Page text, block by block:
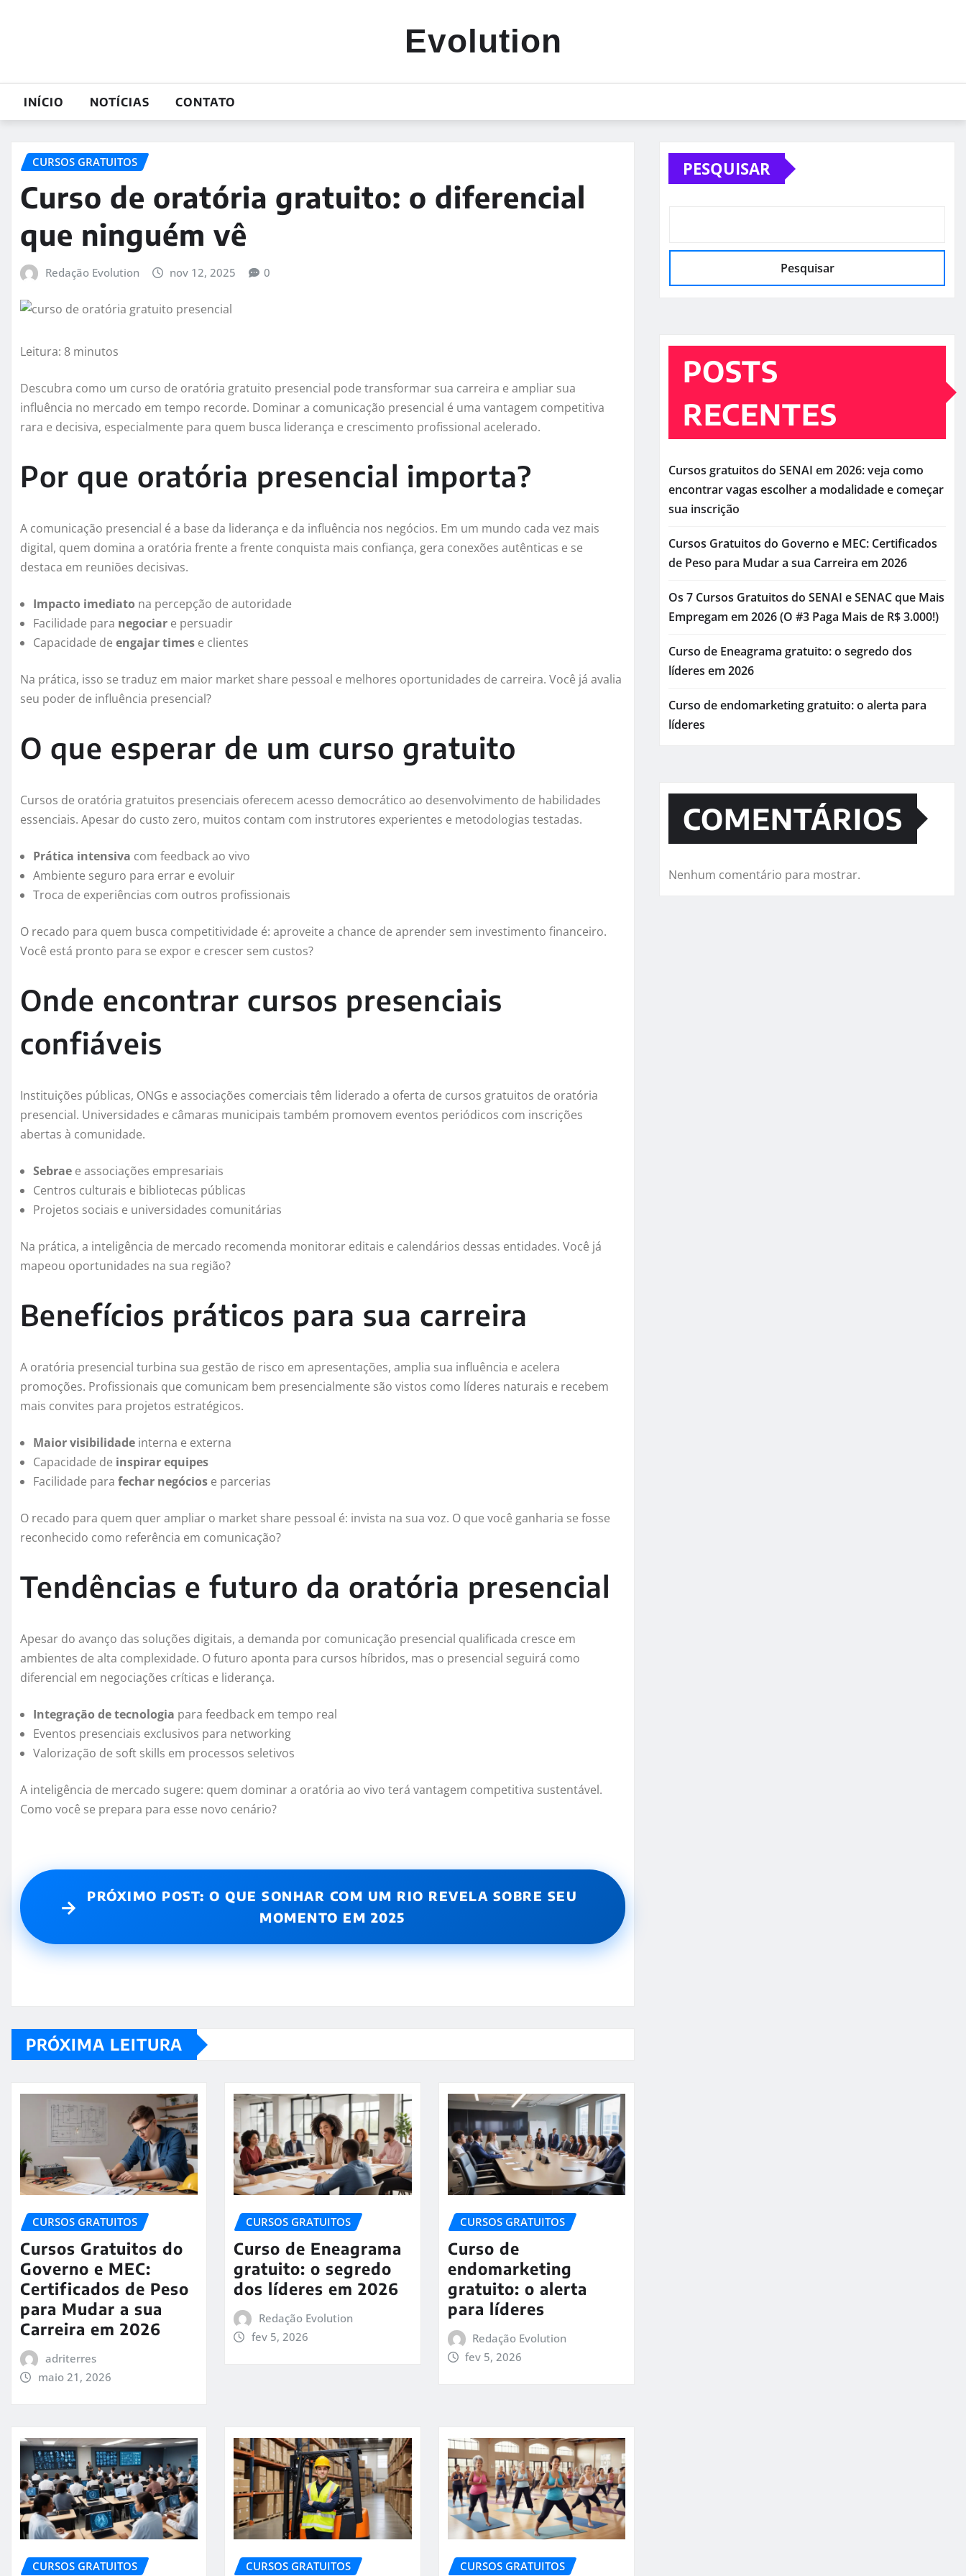
Evolution
INÍCIO NOTÍCIAS CONTATO
CURSOS GRATUITOS
Curso de oratória gratuito: o diferencial
que ninguém vê
Redação Evolution nov 12, 2025 0
Leitura: 8 minutos
Descubra como um curso de oratória gratuito presencial pode transformar sua carreira e ampliar sua
influência no mercado em tempo recorde. Dominar a comunicação presencial é uma vantagem competitiva
rara e decisiva, especialmente para quem busca liderança e crescimento profissional acelerado.
Por que oratória presencial importa?
A comunicação presencial é a base da liderança e da influência nos negócios. Em um mundo cada vez mais
digital, quem domina a oratória frente a frente conquista mais confiança, gera conexões autênticas e se
destaca em reuniões decisivas.
Impacto imediato na percepção de autoridade
Facilidade para negociar e persuadir
Capacidade de engajar times e clientes
Na prática, isso se traduz em maior market share pessoal e melhores oportunidades de carreira. Você já avalia
seu poder de influência presencial?
O que esperar de um curso gratuito
Cursos de oratória gratuitos presenciais oferecem acesso democrático ao desenvolvimento de habilidades
essenciais. Apesar do custo zero, muitos contam com instrutores experientes e metodologias testadas.
Prática intensiva com feedback ao vivo
Ambiente seguro para errar e evoluir
Troca de experiências com outros profissionais
O recado para quem busca competitividade é: aproveite a chance de aprender sem investimento financeiro.
Você está pronto para se expor e crescer sem custos?
Onde encontrar cursos presenciais
confiáveis
Instituições públicas, ONGs e associações comerciais têm liderado a oferta de cursos gratuitos de oratória
presencial. Universidades e câmaras municipais também promovem eventos periódicos com inscrições
abertas à comunidade.
Sebrae e associações empresariais
Centros culturais e bibliotecas públicas
Projetos sociais e universidades comunitárias
Na prática, a inteligência de mercado recomenda monitorar editais e calendários dessas entidades. Você já
mapeou oportunidades na sua região?
Benefícios práticos para sua carreira
A oratória presencial turbina sua gestão de risco em apresentações, amplia sua influência e acelera
promoções. Profissionais que comunicam bem presencialmente são vistos como líderes naturais e recebem
mais convites para projetos estratégicos.
Maior visibilidade interna e externa
Capacidade de inspirar equipes
Facilidade para fechar negócios e parcerias
O recado para quem quer ampliar o market share pessoal é: invista na sua voz. O que você ganharia se fosse
reconhecido como referência em comunicação?
Tendências e futuro da oratória presencial
Apesar do avanço das soluções digitais, a demanda por comunicação presencial qualificada cresce em
ambientes de alta complexidade. O futuro aponta para cursos híbridos, mas o presencial seguirá como
diferencial em negociações críticas e liderança.
Integração de tecnologia para feedback em tempo real
Eventos presenciais exclusivos para networking
Valorização de soft skills em processos seletivos
A inteligência de mercado sugere: quem dominar a oratória ao vivo terá vantagem competitiva sustentável.
Como você se prepara para esse novo cenário?
→
PRÓXIMO POST: O QUE SONHAR COM UM RIO REVELA SOBRE SEU
MOMENTO EM 2025
PRÓXIMA LEITURA
CURSOS GRATUITOS
Cursos Gratuitos do
Governo e MEC:
Certificados de Peso
para Mudar a sua
Carreira em 2026
adriterres
maio 21, 2026
CURSOS GRATUITOS
Curso de Eneagrama
gratuito: o segredo
dos líderes em 2026
Redação Evolution
fev 5, 2026
CURSOS GRATUITOS
Curso de
endomarketing
gratuito: o alerta
para líderes
Redação Evolution
fev 5, 2026
CURSOS GRATUITOS CURSOS GRATUITOS CURSOS GRATUITOS
PESQUISAR
Pesquisar
POSTS
RECENTES
Cursos gratuitos do SENAI em 2026: veja como
encontrar vagas escolher a modalidade e começar
sua inscrição
Cursos Gratuitos do Governo e MEC: Certificados
de Peso para Mudar a sua Carreira em 2026
Os 7 Cursos Gratuitos do SENAI e SENAC que Mais
Empregam em 2026 (O #3 Paga Mais de R$ 3.000!)
Curso de Eneagrama gratuito: o segredo dos
líderes em 2026
Curso de endomarketing gratuito: o alerta para
líderes
COMENTÁRIOS
Nenhum comentário para mostrar.